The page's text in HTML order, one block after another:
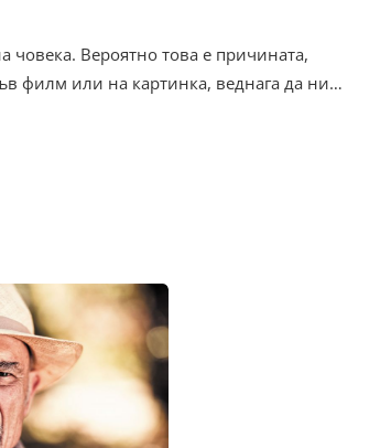
човека. Вероятно това е причината,
филм или на картинка, веднага да ни…